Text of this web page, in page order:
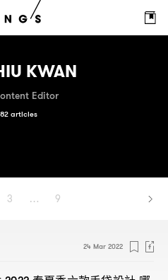
KWAN
Editor
82 articles
3 … 9
24 Mar 2022